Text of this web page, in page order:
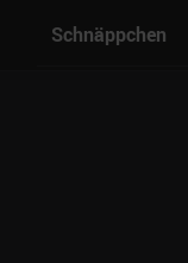
Schnäppchen